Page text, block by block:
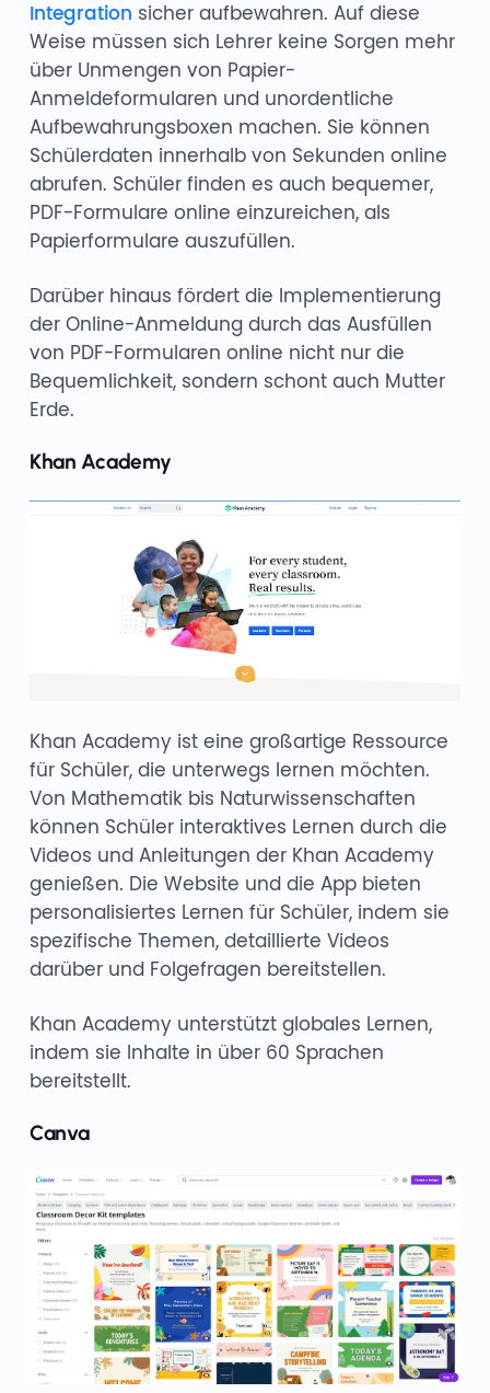
Integration sicher aufbewahren. Auf diese
Weise müssen sich Lehrer keine Sorgen mehr
über Unmengen von Papier-
Anmeldeformularen und unordentliche
Aufbewahrungsboxen machen. Sie können
Schülerdaten innerhalb von Sekunden online
abrufen. Schüler finden es auch bequemer,
PDF-Formulare online einzureichen, als
Papierformulare auszufüllen.
Darüber hinaus fördert die Implementierung
der Online-Anmeldung durch das Ausfüllen
von PDF-Formularen online nicht nur die
Bequemlichkeit, sondern schont auch Mutter
Erde.
Khan Academy
Khan Academy ist eine großartige Ressource
für Schüler, die unterwegs lernen möchten.
Von Mathematik bis Naturwissenschaften
können Schüler interaktives Lernen durch die
Videos und Anleitungen der Khan Academy
genießen. Die Website und die App bieten
personalisiertes Lernen für Schüler, indem sie
spezifische Themen, detaillierte Videos
darüber und Folgefragen bereitstellen.
Khan Academy unterstützt globales Lernen,
indem sie Inhalte in über 60 Sprachen
bereitstellt.
Canva